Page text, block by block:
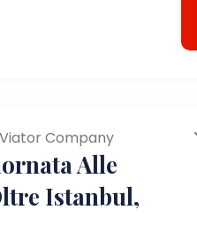
Viator Company
Alle
Istanbul,